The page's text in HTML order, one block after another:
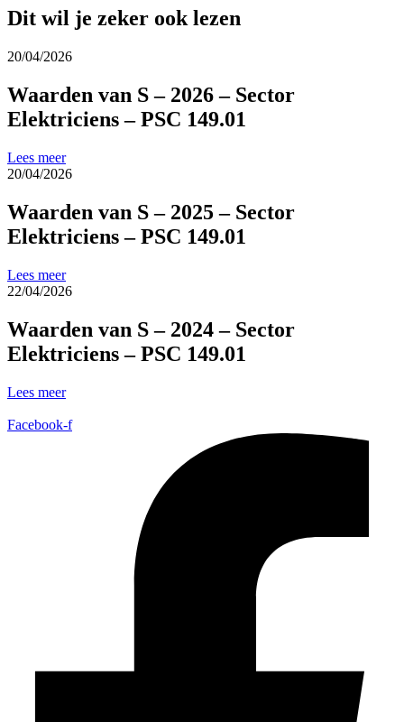
Dit wil je zeker ook lezen
20/04/2026
Waarden van S – 2026 – Sector
Elektriciens – PSC 149.01
Lees meer
20/04/2026
Waarden van S – 2025 – Sector
Elektriciens – PSC 149.01
Lees meer
22/04/2026
Waarden van S – 2024 – Sector
Elektriciens – PSC 149.01
Lees meer
Facebook-f